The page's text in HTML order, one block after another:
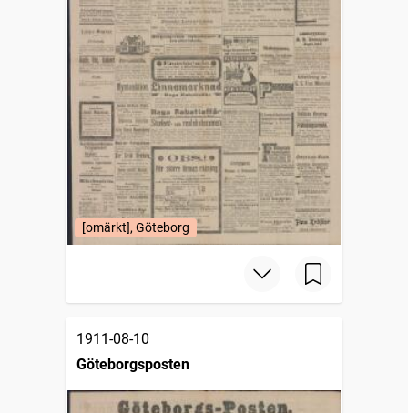
[omärkt], Göteborg
1911-08-10
Göteborgsposten